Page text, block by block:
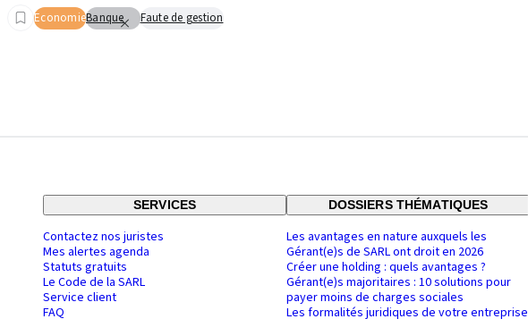
EconomieBanque Faute de gestion
SERVICES
Contactez nos juristes
Mes alertes agenda
Statuts gratuits
Le Code de la SARL
Service client
FAQ
DOSSIERS THÉMATIQUES
Les avantages en nature auxquels les
Gérant(e)s de SARL ont droit en 2026
Créer une holding : quels avantages ?
Gérant(e)s majoritaires : 10 solutions pour
payer moins de charges sociales
Les formalités juridiques de votre entreprise